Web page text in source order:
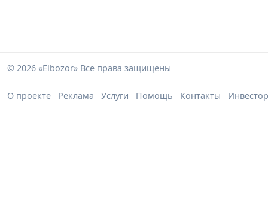
© 2026 «Elbozor» Все права защищены
О проекте Реклама Услуги Помощь Контакты